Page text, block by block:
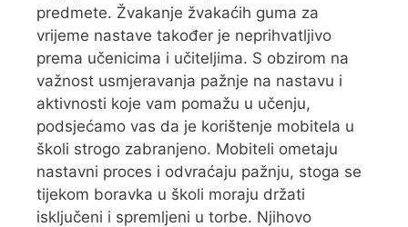
predmete. Žvakanje žvakaćih guma za
vrijeme nastave također je neprihvatljivo
prema učenicima i učiteljima. S obzirom na
važnost usmjeravanja pažnje na nastavu i
aktivnosti koje vam pomažu u učenju,
podsjećamo vas da je korištenje mobitela u
školi strogo zabranjeno. Mobiteli ometaju
nastavni proces i odvraćaju pažnju, stoga se
tijekom boravka u školi moraju držati
isključeni i spremljeni u torbe. Njihovo